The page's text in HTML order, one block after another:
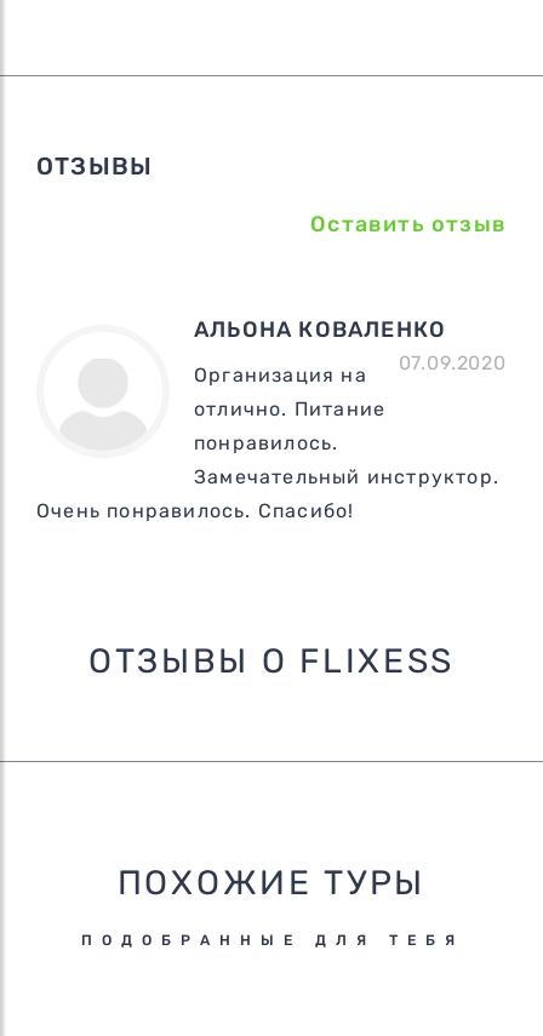
ОТЗЫВЫ
Оставить отзыв
АЛЬОНА КОВАЛЕНКО
07.09.2020
Организация на
отлично. Питание
понравилось.
Замечательный инструктор.
Очень понравилось. Спасибо!
ОТЗЫВЫ О FLIXESS
ПОХОЖИЕ ТУРЫ
ПОДОБРАННЫЕ ДЛЯ ТЕБЯ